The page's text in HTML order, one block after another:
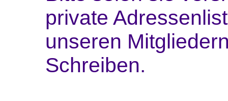
private
unseren
Schreiben.